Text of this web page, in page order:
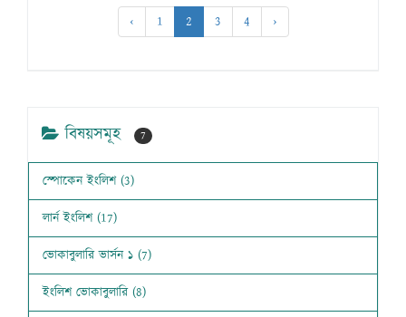
‹ 1 2 3 4 ›
বিষয়সমূহ 7
স্পোকেন ইংলিশ (3)
লার্ন ইংলিশ (17)
ভোকাবুলারি ভার্সন ১ (7)
ইংলিশ ভোকাবুলারি (8)